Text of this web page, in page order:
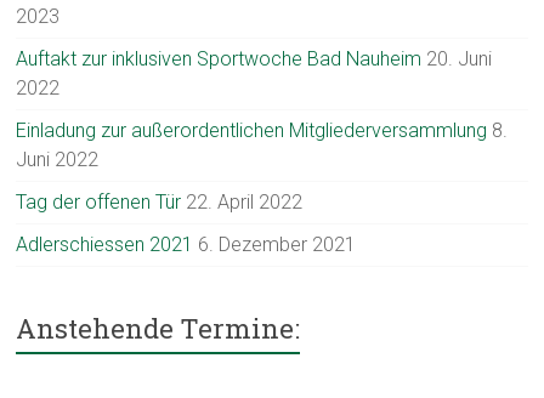
2023
Auftakt zur inklusiven Sportwoche Bad Nauheim 20. Juni
2022
Einladung zur außerordentlichen Mitgliederversammlung 8.
Juni 2022
Tag der offenen Tür 22. April 2022
Adlerschiessen 2021 6. Dezember 2021
Anstehende Termine: